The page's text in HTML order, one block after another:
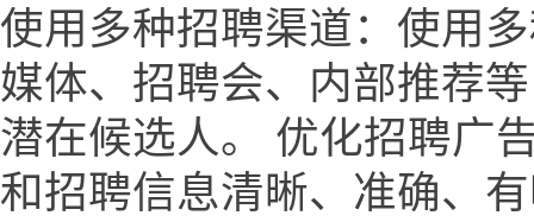
使用多种招聘渠道：使用
媒体、招聘会、内部推荐
潜在候选人。 优化招聘广
和招聘信息清晰、准确、